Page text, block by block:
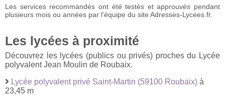
Les services recommandés ont été testés et approuvés pendant
plusieurs mois ou années par l'équipe du site Adresses-Lycees.fr.
Les lycées à proximité
Découvrez les lycées (publics ou privés) proches du Lycée
polyvalent Jean Moulin de Roubaix.
Lycée polyvalent privé Saint-Martin (59100 Roubaix) à
23,45 m